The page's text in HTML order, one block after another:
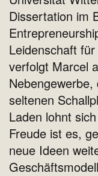
Dissertation im
Leidenschaft
verfolgt Marcel
seltenen
Laden lohnt
Freude ist es,
neue Ideen